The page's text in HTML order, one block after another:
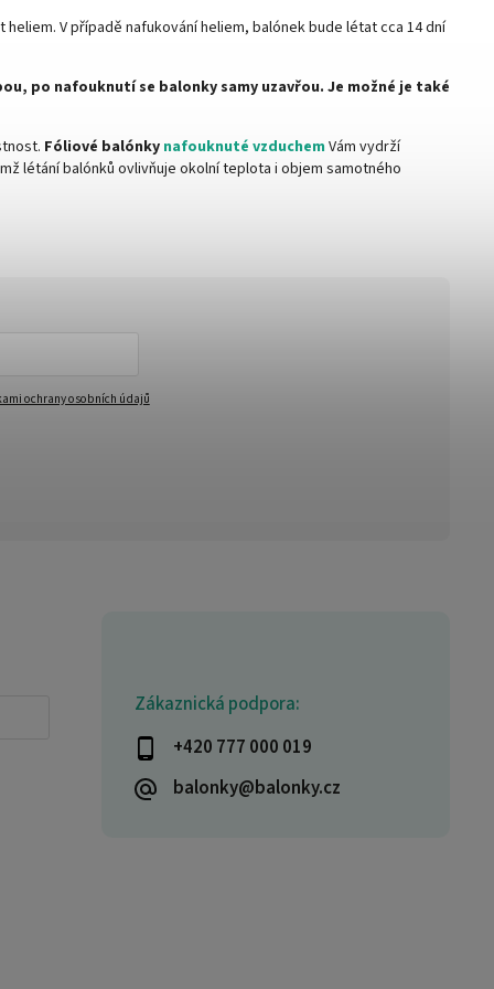
V případě nafukování heliem, balónek bude létat cca 14 dní
po nafouknutí se balonky samy uzavřou. Je možné je také
Fóliové balónky nafouknuté vzduchem Vám vydrží
létání balónků ovlivňuje okolní teplota i objem samotného
Zákaznická podpora:
+420 777 000 019
balonky@balonky.cz
ochrany osobních údajů